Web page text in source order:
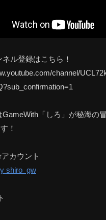
ル登録はこちら！
channel/
「しろ」が秘海の
！
カウント
shiro_gw